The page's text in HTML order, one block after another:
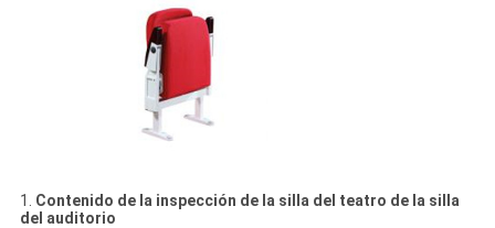
1. Contenido de la inspección de la silla del teatro de la silla
del auditorio